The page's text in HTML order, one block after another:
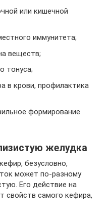
или кишечной
иммунитета;
веществ;
тонуса;
в крови, профилактика
формирование
желудка
безусловно,
может по-разному
Его действие на
свойств самого кефира,